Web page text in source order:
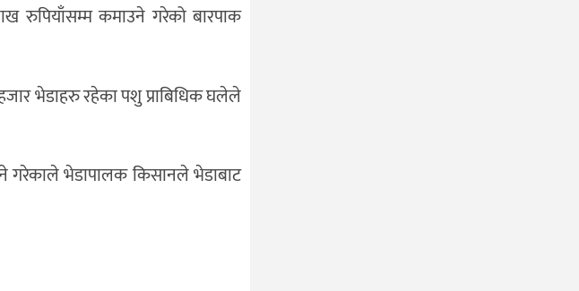
रुपियाँसम्म कमाउने गरेको बारपाक
भेडाहरु रहेका पशु प्राबिधिक घलेले
गरेकाले भेडापालक किसानले भेडाबाट